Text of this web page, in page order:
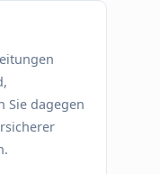
Sie dagegen